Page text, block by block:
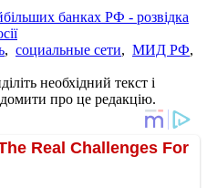
банках РФ - розвідка
, социальные сети, МИД РФ,
необхідний текст і
про це редакцію.